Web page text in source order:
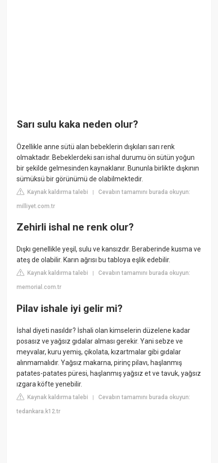
Sarı sulu kaka neden olur?
Özellikle anne sütü alan bebeklerin dışkıları sarı renk
olmaktadır. Bebeklerdeki sarı ishal durumu ön sütün yoğun
bir şekilde gelmesinden kaynaklanır. Bununla birlikte dışkının
sümüksü bir görünümü de olabilmektedir.
Kaynak kaldırma talebi |Cevabın tamamını burada okuyun:
milliyet.com.tr
Zehirli ishal ne renk olur?
Dışkı genellikle yeşil, sulu ve kansızdır. Beraberinde kusma ve
ateş de olabilir. Karın ağrısı bu tabloya eşlik edebilir.
Kaynak kaldırma talebi |Cevabın tamamını burada okuyun:
memorial.com.tr
Pilav ishale iyi gelir mi?
İshal diyeti nasıldır? İshali olan kimselerin düzelene kadar
posasız ve yağsız gıdalar alması gerekir. Yani sebze ve
meyvalar, kuru yemiş, çikolata, kızartmalar gibi gıdalar
alınmamalıdır. Yağsız makarna, pirinç pilavı, haşlanmış
patates-patates püresi, haşlanmış yağsız et ve tavuk, yağsız
ızgara köfte yenebilir.
Kaynak kaldırma talebi |Cevabın tamamını burada okuyun:
tedankara.k12.tr